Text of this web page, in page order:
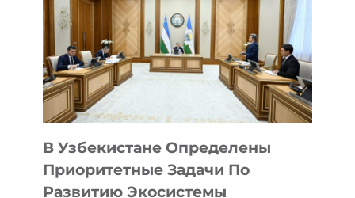
В Узбекистане Определены
Приоритетные Задачи По
Развитию Экосистемы